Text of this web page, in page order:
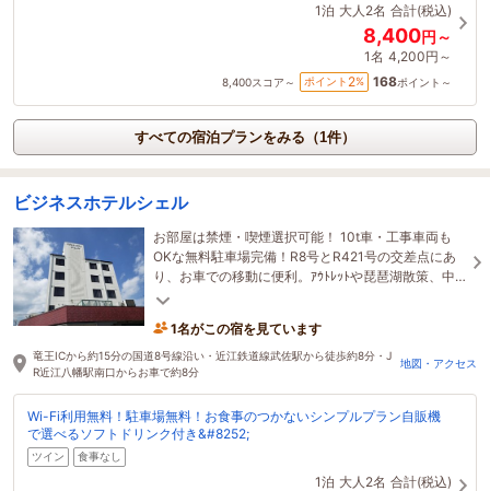
1泊 大人2名 合計(税込)
8,400円～
1名 4,200円～
8,400スコア～ ポイント 2% 168ポイント～
すべての宿泊プランをみる（1件）
ビジネスホテルシェル
お部屋は禁煙・喫煙選択可能！ 10t車・工事車両も
OKな無料駐車場完備！R8号とR421号の交差点にあ
り、お車での移動に便利。ｱｳﾄﾚｯﾄや琵琶湖散策、中
山道武佐宿でのご宿泊は当館へどうぞ。
1名がこの宿を見ています
竜王ICから約15分の国道8号線沿い・近江鉄道線武佐駅から徒歩約8分・J
R近江八幡駅南口からお車で約8分
地図・アクセス
Wi-Fi利用無料！駐車場無料！お食事のつかないシンプルプラン自販機
で選べるソフトドリンク付き&#8252;
ツイン 食事なし
1泊 大人2名 合計(税込)